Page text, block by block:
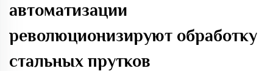
автоматизации
революционизируют обработку
стальных прутков